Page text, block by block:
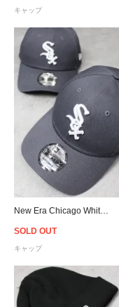
キャップ
New Era Chicago White Sox 9Forty Strapback Cap - C.Grey
SOLD OUT
キャップ